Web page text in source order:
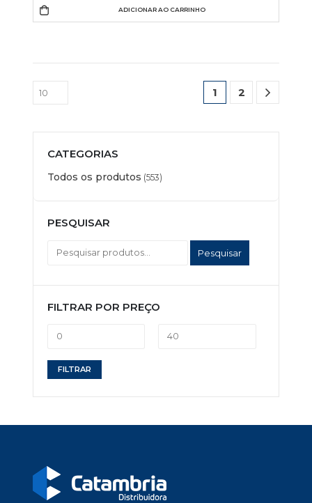
ADICIONAR AO CARRINHO
1 2
CATEGORIAS
Todos os produtos (553)
PESQUISAR
Pesquisar
FILTRAR POR PREÇO
mínimo
máximo
FILTRAR